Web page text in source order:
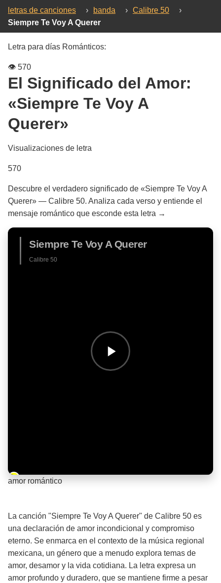
letras de canciones › banda › Calibre 50
›
Siempre Te Voy A Querer
Letra para días Románticos:
👁️ 570
El Significado del Amor:
«Siempre Te Voy A
Querer»
Visualizaciones de letra
570
Descubre el verdadero significado de «Siempre Te Voy A
Querer» — Calibre 50. Analiza cada verso y entiende el
mensaje romántico que esconde esta letra →
Siempre Te Voy A Querer
Calibre 50
Barra de progreso de la reproducción
amor romántico
La canción "Siempre Te Voy A Querer" de Calibre 50 es
una declaración de amor incondicional y compromiso
eterno. Se enmarca en el contexto de la música regional
mexicana, un género que a menudo explora temas de
amor, desamor y la vida cotidiana. La letra expresa un
amor profundo y duradero, que se mantiene firme a pesar